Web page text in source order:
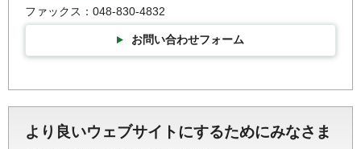
ファックス：048-830-4832
お問い合わせフォーム
より良いウェブサイトにするためにみなさま